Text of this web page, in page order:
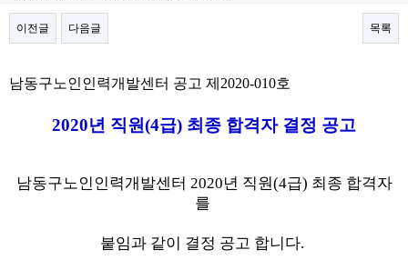
이전글 다음글 목록
본문
남동구노인인력개발센터 공고 제2020-010호
2020년 직원(4급) 최종 합격자 결정 공고
남동구노인인력개발센터 2020년 직원(4급) 최종 합격자
를
붙임과 같이 결정 공고 합니다.